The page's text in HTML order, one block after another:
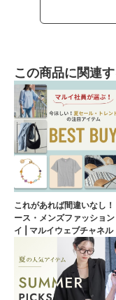
この商品に関連
これがあれば間違いなし！
ース・メンズファッショ
イ | マルイウェブチャネル